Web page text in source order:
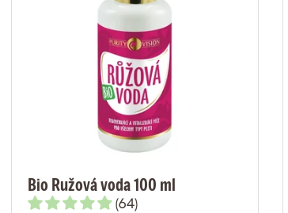
Bio Ružová voda 100 ml
(64)